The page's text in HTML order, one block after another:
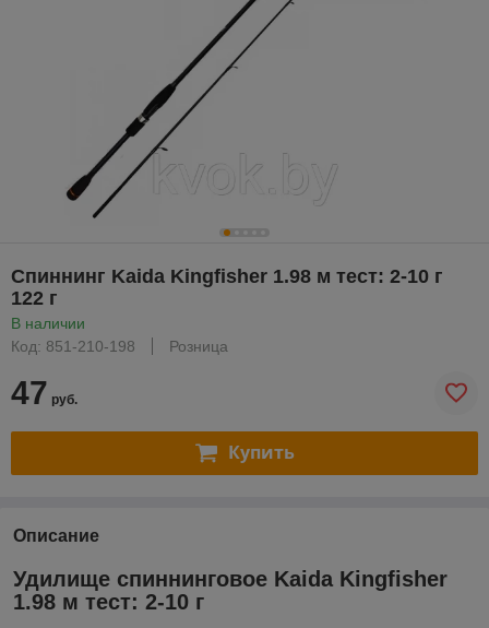
Спиннинг Kaida Kingfisher 1.98 м тест: 2-10 г
122 г
В наличии
Код: 851-210-198
Розница
47 руб.
Купить
Описание
Удилище спиннинговое Kaida Kingfisher
1.98 м тест: 2-10 г